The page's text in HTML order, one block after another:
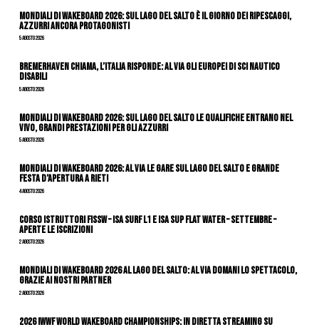
Mondiali di Wakeboard 2026: sul Lago del Salto è il giorno dei ripescaggi,
azzurri ancora protagonisti
5 Agosto 2026
Bremerhaven chiama, l’Italia risponde: al via gli Europei di Sci Nautico
Disabili
5 Agosto 2026
Mondiali di Wakeboard 2026: sul Lago del Salto le qualifiche entrano nel
vivo, grandi prestazioni per gli azzurri
5 Agosto 2026
Mondiali di Wakeboard 2026: al via le gare sul Lago del Salto e grande
festa d’apertura a Rieti
4 Agosto 2026
CORSO ISTRUTTORI FISSW – ISA SURF L1 e ISA SUP Flat Water – SETTEMBRE –
APERTE LE ISCRIZIONI
2 Agosto 2026
Mondiali di Wakeboard 2026 al Lago del Salto: al via domani lo spettacolo,
grazie ai nostri Partner
2 Agosto 2026
2026 IWWF WORLD WAKEBOARD CHAMPIONSHIPS: IN DIRETTA STREAMING SU